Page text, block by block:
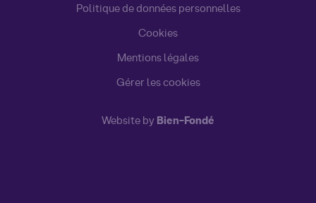
Politique de données personnelles
Cookies
Mentions légales
Gérer les cookies
Website byBien-Fondé